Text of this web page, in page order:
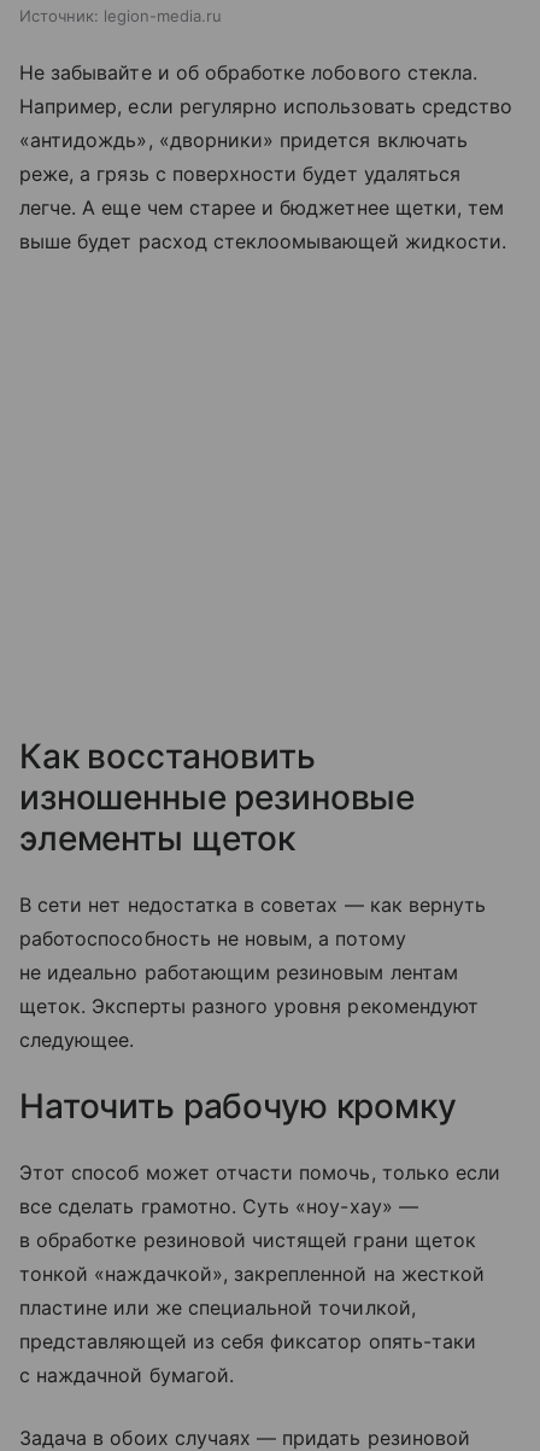
Источник: legion-media.ru
Не забывайте и об обработке лобового стекла.
Например, если регулярно использовать средство
«антидождь», «дворники» придется включать
реже, а грязь с поверхности будет удаляться
легче. А еще чем старее и бюджетнее щетки, тем
выше будет расход стеклоомывающей жидкости.
Как восстановить
изношенные резиновые
элементы щеток
В сети нет недостатка в советах — как вернуть
работоспособность не новым, а потому
не идеально работающим резиновым лентам
щеток. Эксперты разного уровня рекомендуют
следующее.
Наточить рабочую кромку
Этот способ может отчасти помочь, только если
все сделать грамотно. Суть «ноу-хау» —
в обработке резиновой чистящей грани щеток
тонкой «наждачкой», закрепленной на жесткой
пластине или же специальной точилкой,
представляющей из себя фиксатор опять-таки
с наждачной бумагой.
Задача в обоих случаях — придать резиновой